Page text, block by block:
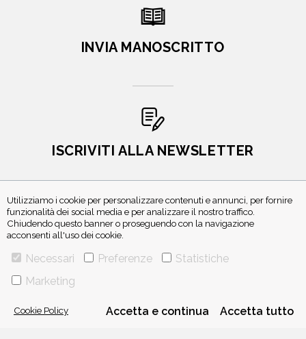
Utilizziamo i cookie per personalizzare contenuti e annunci, per fornire
funzionalità dei social media e per analizzare il nostro traffico.
Chiudendo questo banner o proseguendo con la navigazione
acconsenti all'uso dei cookie.
Necessari Preferenze
Statistiche
Marketing
Cookie Policy Accetta e continua Accetta tutto
INVIA MANOSCRITTO
ISCRIVITI ALLA NEWSLETTER
TELEFONO 0234597626- FAX0234597206